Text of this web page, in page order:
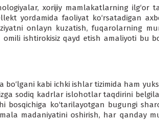
xorijiy mamlakatlarning ilg‘or
yordamida faoliyat ko‘rsatadigan
onlayn kuzatish, fuqarolarning
ishtirokisiz qayd etish amaliyoti bu
bo‘lgani kabi ichki ishlar tizimida ham
sodiq kadrlar islohotlar taqdirini
bosqichiga ko‘tarilayotgan bugungi
madaniyatini oshirish, har qanday